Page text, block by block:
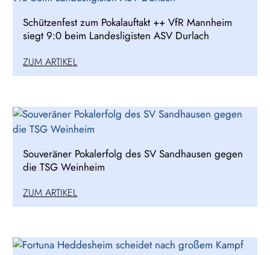
Schützenfest zum Pokalauftakt ++ VfR Mannheim
siegt 9:0 beim Landesligisten ASV Durlach
ZUM ARTIKEL
Souveräner Pokalerfolg des SV Sandhausen gegen
die TSG Weinheim
ZUM ARTIKEL